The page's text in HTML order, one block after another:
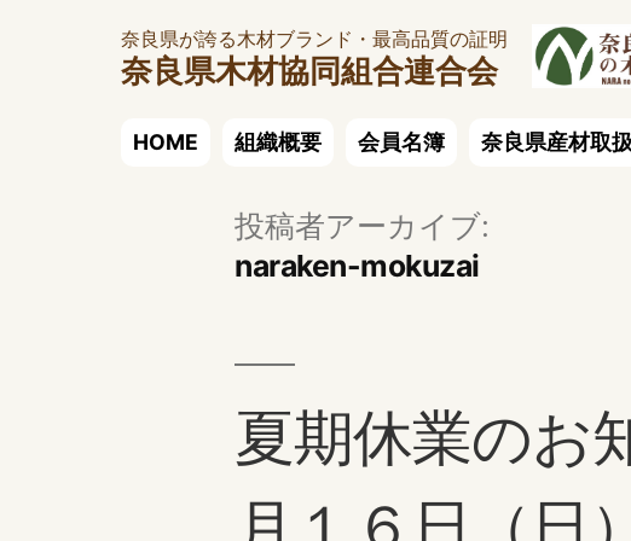
奈良県が誇る木材ブランド・最高品質の証明
奈良県木材協同組合連合会
HOME 組織概要 会員名簿 奈良県産材取
投稿者アーカイブ:
naraken-mokuzai
夏期休業のお
月１６日（日）